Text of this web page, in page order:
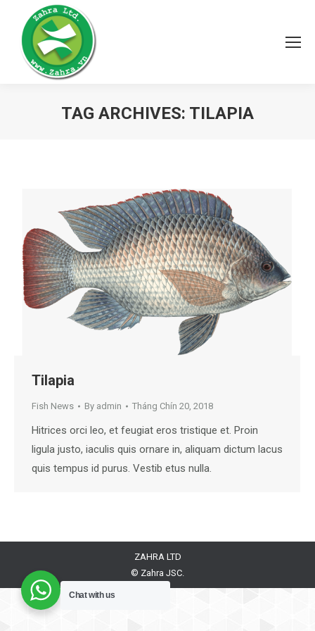
TAG ARCHIVES: TILAPIA
Tilapia
Fish News By admin Tháng Chín 20, 2018
Hitrices orci leo, et feugiat eros tristique et. Proin
ligula justo, iaculis quis ornare in, aliquam dictum lacus
quis tempus id purus. Vestib etus nulla.
ZAHRA LTD
© Zahra JSC.
Chat with us